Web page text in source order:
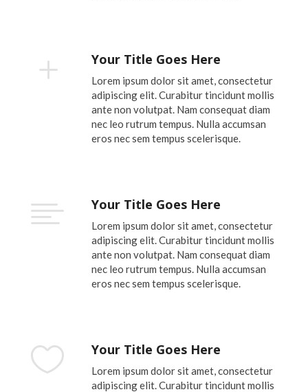
L Your Title Goes Here
Lorem ipsum dolor sit amet, consectetur
adipiscing elit. Curabitur tincidunt mollis
ante non volutpat. Nam consequat diam
nec leo rutrum tempus. Nulla accumsan
eros nec sem tempus scelerisque.
 Your Title Goes Here
Lorem ipsum dolor sit amet, consectetur
adipiscing elit. Curabitur tincidunt mollis
ante non volutpat. Nam consequat diam
nec leo rutrum tempus. Nulla accumsan
eros nec sem tempus scelerisque.
 Your Title Goes Here
Lorem ipsum dolor sit amet, consectetur
adipiscing elit. Curabitur tincidunt mollis